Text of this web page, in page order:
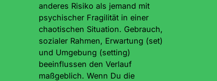
anderes Risiko als jemand mit
psychischer Fragilität in einer
chaotischen Situation. Gebrauch,
sozialer Rahmen, Erwartung (set)
und Umgebung (setting)
beeinflussen den Verlauf
maßgeblich. Wenn Du die